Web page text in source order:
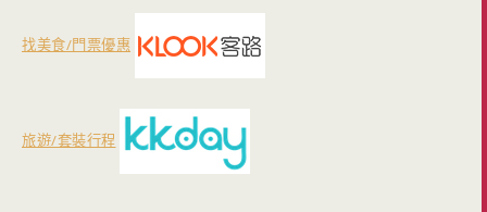
找美食/門票優惠
旅遊/套裝行程